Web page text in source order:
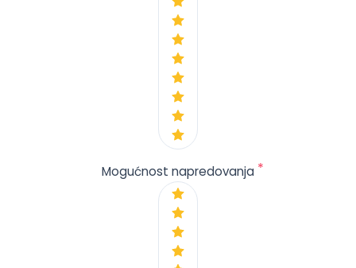
Mogućnost napredovanja *